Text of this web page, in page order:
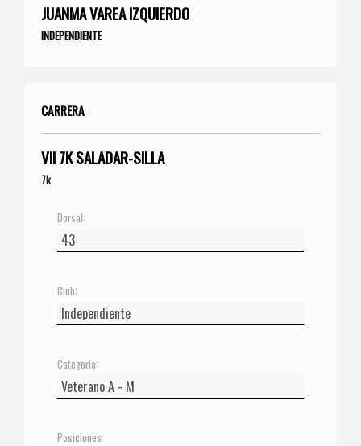
JUANMA VAREA IZQUIERDO
INDEPENDIENTE
CARRERA
VII 7K SALADAR-SILLA
7k
Dorsal:
Club:
Categoría:
Posiciones: